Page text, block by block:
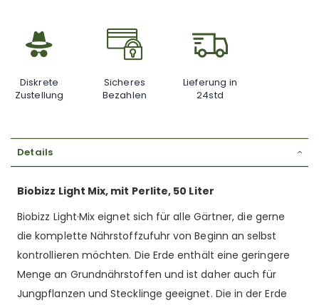
Diskrete
Zustellung
Sicheres
Bezahlen
Lieferung in
24std
Details
Biobizz Light Mix, mit Perlite, 50 Liter
Biobizz Light·Mix eignet sich für alle Gärtner, die gerne
die komplette Nährstoffzufuhr von Beginn an selbst
kontrollieren möchten. Die Erde enthält eine geringere
Menge an Grundnährstoffen und ist daher auch für
Jungpflanzen und Stecklinge geeignet. Die in der Erde